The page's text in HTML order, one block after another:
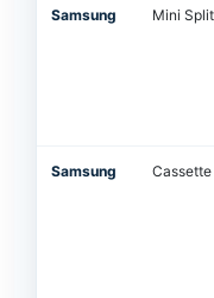
Samsung Mini
Samsung